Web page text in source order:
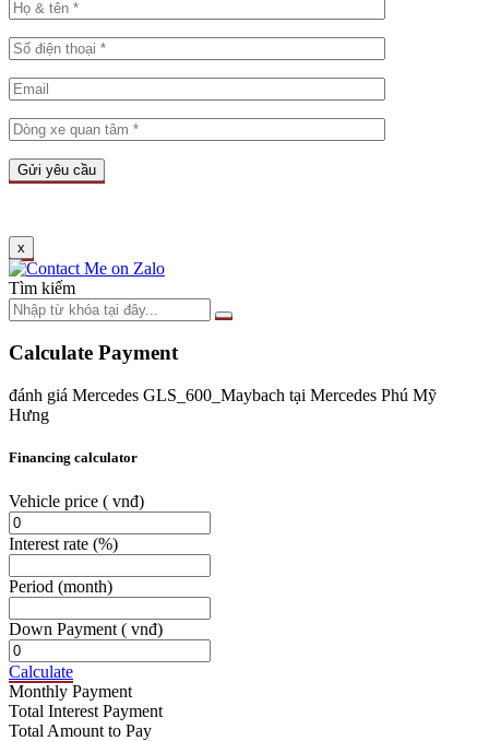
x
Tìm kiếm
Calculate Payment
đánh giá Mercedes GLS_600_Maybach tại Mercedes Phú Mỹ
Hưng
Financing calculator
Vehicle price ( vnđ)
Interest rate (%)
Period (month)
Down Payment ( vnđ)
Calculate
Monthly Payment
Total Interest Payment
Total Amount to Pay